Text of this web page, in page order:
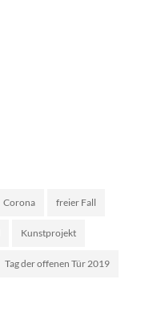
Corona freier Fall
Kunstprojekt
Tag der offenen Tür 2019